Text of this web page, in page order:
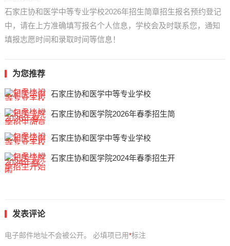
石家庄协和医学中等专业学校2026年招生简章招生报名预约登记
中，请在上方准确填写报名个人信息，学校会及时联系您，通知
填报志愿时间和录取时间等信息！
为您推荐
石家庄协和医学中等专业学校
石家庄协和医学院2026年春季招生简
石家庄协和医学中等专业学校
石家庄协和医学院2024年春季招生开
发表评论
电子邮件地址不会被公开。 必填项已用*标注